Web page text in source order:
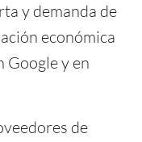
y demanda de
económica
Google y en
de